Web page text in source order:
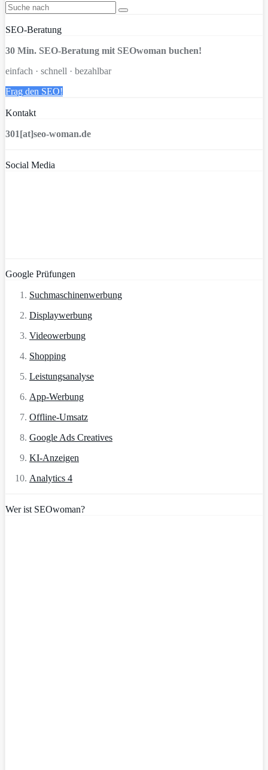
SEO-Beratung
30 Min. SEO-Beratung mit SEOwoman buchen!
einfach · schnell · bezahlbar
Frag den SEO!
Kontakt
301[at]seo-woman.de
Social Media
Google Prüfungen
Suchmaschinenwerbung
Displaywerbung
Videowerbung
Shopping
Leistungsanalyse
App-Werbung
Offline-Umsatz
Google Ads Creatives
KI-Anzeigen
Analytics 4
Wer ist SEOwoman?